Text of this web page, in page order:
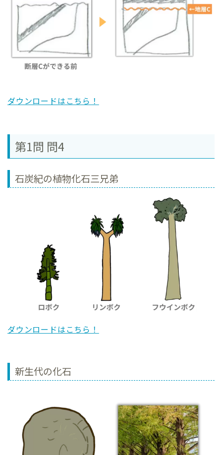
ダウンロードはこちら！
第1問 問4
石炭紀の植物化石三兄弟
ダウンロードはこちら！
新生代の化石